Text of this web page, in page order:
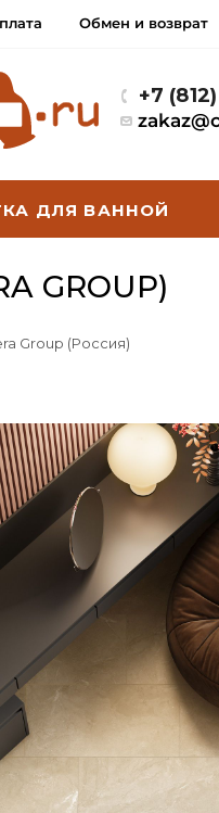
Обмен и возврат
+7
ДЛЯ ВАННОЙ
GROUP)
Group (Россия)